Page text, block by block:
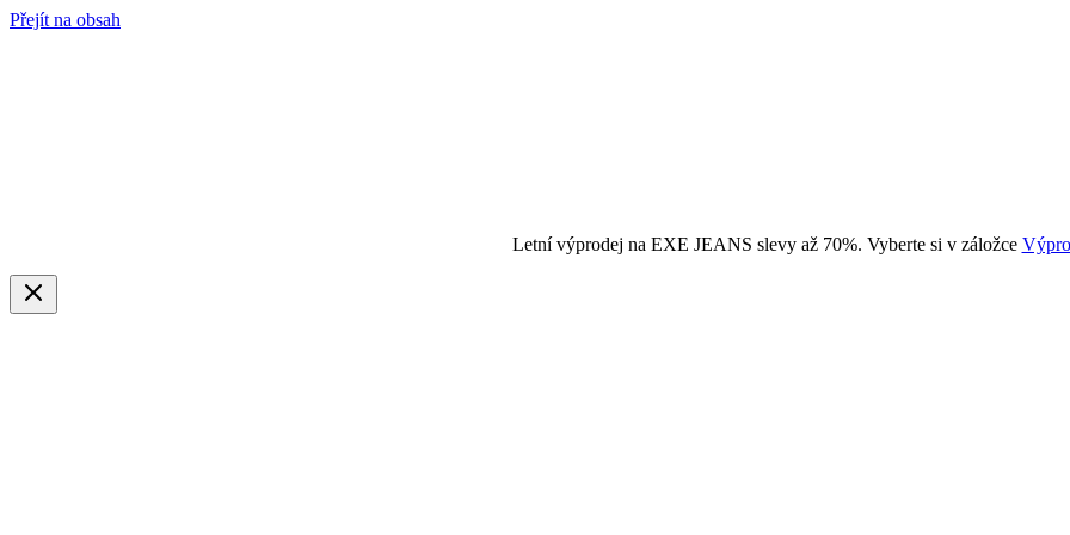
Přejít na obsah
Letní výprodej na EXE JEANS slevy až 70%. Vyberte si v záložce